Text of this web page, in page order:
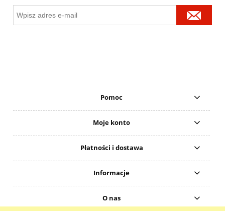
Pomoc
Moje konto
Płatności i dostawa
Informacje
O nas